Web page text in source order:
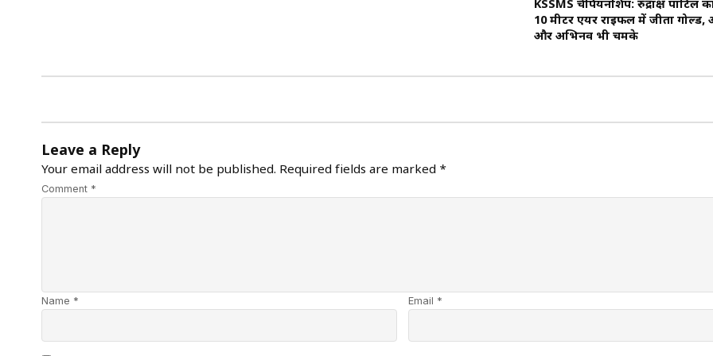
KSSMS चैंपियनशिप: रुद्रांक्ष पाटिल
10 मीटर एयर राइफल में जीता गोल्ड,
और अभिनव भी चमके
Leave a Reply
Your email address will not be published. Required fields are marked *
Comment *
Name * Email *